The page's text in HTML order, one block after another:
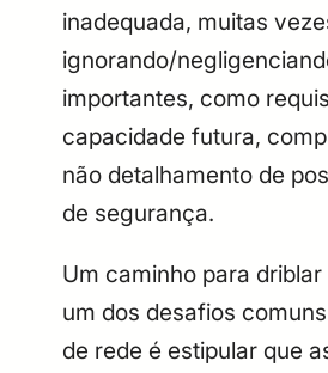
inadequada, muitas
ignorando/
importantes, como
capacidade futura,
não detalhamento de
de segurança.
Um caminho para driblar
um dos desafios
de rede é estipular que